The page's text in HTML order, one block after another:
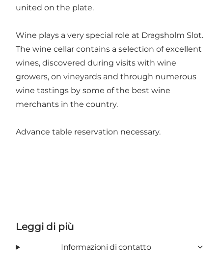
united on the plate.
Wine plays a very special role at Dragsholm Slot.
The wine cellar contains a selection of excellent
wines, discovered during visits with wine
growers, on vineyards and through numerous
wine tastings by some of the best wine
merchants in the country.
Advance table reservation necessary.
Leggi di più
Informazioni di contatto